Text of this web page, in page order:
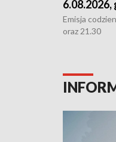
6.08.2026,
Emisja
oraz 21.30